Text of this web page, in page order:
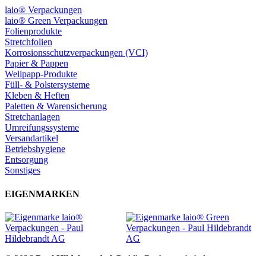
laio® Verpackungen
laio® Green Verpackungen
Folienprodukte
Stretchfolien
Korrosionsschutzverpackungen (VCI)
Papier & Pappen
Wellpapp-Produkte
Füll- & Polstersysteme
Kleben & Heften
Paletten & Warensicherung
Stretchanlagen
Umreifungssysteme
Versandartikel
Betriebshygiene
Entsorgung
Sonstiges
EIGENMARKEN